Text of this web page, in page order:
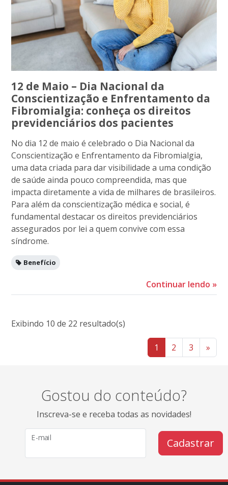
12 de Maio – Dia Nacional da
Conscientização e Enfrentamento da
Fibromialgia: conheça os direitos
previdenciários dos pacientes
No dia 12 de maio é celebrado o Dia Nacional da
Conscientização e Enfrentamento da Fibromialgia,
uma data criada para dar visibilidade a uma condição
de saúde ainda pouco compreendida, mas que
impacta diretamente a vida de milhares de brasileiros.
Para além da conscientização médica e social, é
fundamental destacar os direitos previdenciários
assegurados por lei a quem convive com essa
síndrome.
Benefício
Continuar lendo »
Exibindo 10 de 22 resultado(s)
1 2 3 »
Gostou do conteúdo?
Inscreva-se e receba todas as novidades!
E-mail Cadastrar